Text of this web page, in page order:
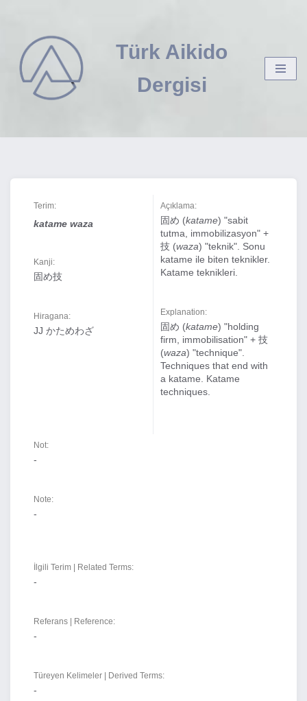
İçeriğe
geç
Türk Aikido
Dergisi
Terim:
katame waza
Kanji:
固め技
Hiragana:
JJ かためわざ
Açıklama:
固め (katame) "sabit
tutma, immobilizasyon" +
技 (waza) "teknik". Sonu
katame ile biten teknikler.
Katame teknikleri.
Explanation:
固め (katame) "holding
firm, immobilisation" + 技
(waza) "technique".
Techniques that end with
a katame. Katame
techniques.
Not:
-
Note:
-
İlgili Terim | Related Terms:
-
Referans | Reference:
-
Türeyen Kelimeler | Derived Terms:
-